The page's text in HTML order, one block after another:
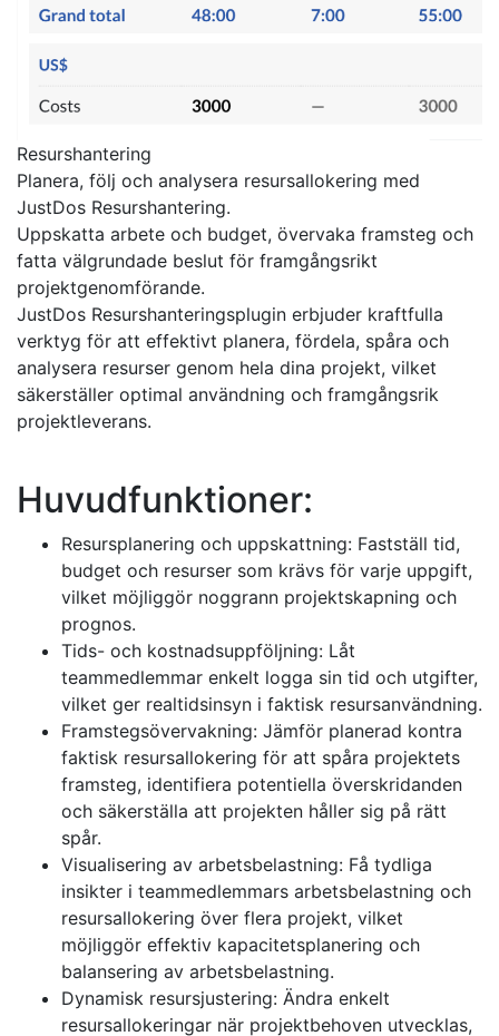
Resurshantering
Planera, följ och analysera resursallokering med
JustDos Resurshantering.
Uppskatta arbete och budget, övervaka framsteg och
fatta välgrundade beslut för framgångsrikt
projektgenomförande.
JustDos Resurshanteringsplugin erbjuder kraftfulla
verktyg för att effektivt planera, fördela, spåra och
analysera resurser genom hela dina projekt, vilket
säkerställer optimal användning och framgångsrik
projektleverans.
Huvudfunktioner:
Resursplanering och uppskattning: Fastställ tid,
budget och resurser som krävs för varje uppgift,
vilket möjliggör noggrann projektskapning och
prognos.
Tids- och kostnadsuppföljning: Låt
teammedlemmar enkelt logga sin tid och utgifter,
vilket ger realtidsinsyn i faktisk resursanvändning.
Framstegsövervakning: Jämför planerad kontra
faktisk resursallokering för att spåra projektets
framsteg, identifiera potentiella överskridanden
och säkerställa att projekten håller sig på rätt
spår.
Visualisering av arbetsbelastning: Få tydliga
insikter i teammedlemmars arbetsbelastning och
resursallokering över flera projekt, vilket
möjliggör effektiv kapacitetsplanering och
balansering av arbetsbelastning.
Dynamisk resursjustering: Ändra enkelt
resursallokeringar när projektbehoven utvecklas,